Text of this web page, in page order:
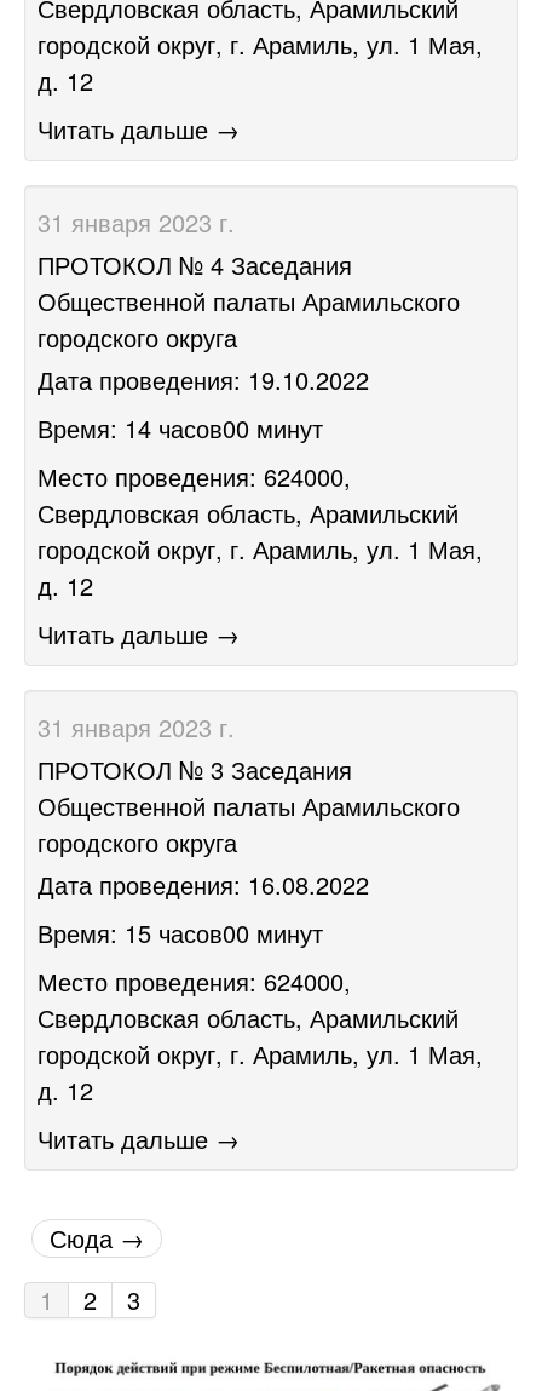
Свердловская область, Арамильский
городской округ, г. Арамиль, ул. 1 Мая,
д. 12
Читать дальше →
31 января 2023 г.
​ПРОТОКОЛ № 4 Заседания
Общественной палаты Арамильского
городского округа
Дата проведения: 19.10.2022
Время: 14 часов00 минут
Место проведения: 624000,
Свердловская область, Арамильский
городской округ, г. Арамиль, ул. 1 Мая,
д. 12
Читать дальше →
31 января 2023 г.
ПРОТОКОЛ № 3 Заседания
Общественной палаты Арамильского
городского округа
Дата проведения: 16.08.2022
Время: 15 часов00 минут
Место проведения: 624000,
Свердловская область, Арамильский
городской округ, г. Арамиль, ул. 1 Мая,
д. 12
Читать дальше →
Сюда →
1
2 3